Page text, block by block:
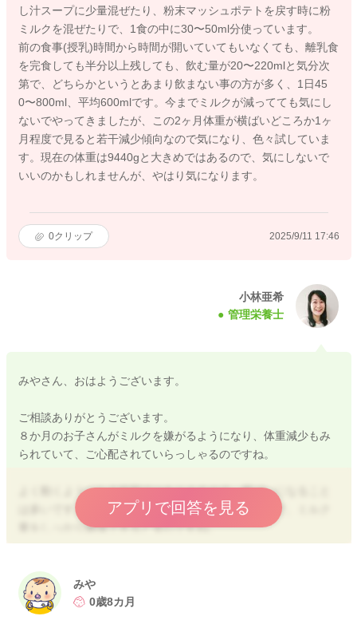
し汁スープに少量混ぜたり、粉末マッシュポテトを戻す時に粉
ミルクを混ぜたりで、1食の中に30〜50ml分使っています。
前の食事(授乳)時間から時間が開いていてもいなくても、離乳食
を完食しても半分以上残しても、飲む量が20〜220mlと気分次
第で、どちらかというとあまり飲まない事の方が多く、1日45
0〜800ml、平均600mlです。今までミルクが減ってても気にし
ないでやってきましたが、この2ヶ月体重が横ばいどころか1ヶ
月程度で見ると若干減少傾向なので気になり、色々試していま
す。現在の体重は9440gと大きめではあるので、気にしないで
いいのかもしれませんが、やはり気になります。
0クリップ 2025/9/11 17:46
小林亜希
管理栄養士
みやさん、おはようございます。
ご相談ありがとうございます。
８か月のお子さんがミルクを嫌がるようになり、体重減少もみ
られていて、ご心配されていらっしゃるのですね。
よく動くようになる時期ではありますので、横ばいになること
は多いです。ただ、減少傾向があるとのことですので、ミルク
量をしっかり確保できると安心ですね。
晴らしいですよ。
眠りかけている時間や夜間のほうが量を確保しやすいお子さん
アプリで回答を見る
みや
0歳8カ月